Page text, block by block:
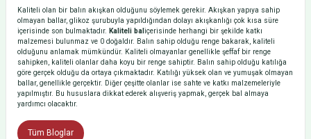
Kaliteli olan bir balın akışkan olduğunu söylemek gerekir. Akışkan yapıya sahip
olmayan ballar, glikoz şurubuyla yapıldığından dolayı akışkanlığı çok kısa süre
içerisinde son bulmaktadır. Kaliteli bal içerisinde herhangi bir şekilde katkı
malzemesi bulunmaz ve 0 doğaldır. Balın sahip olduğu renge bakarak, kaliteli
olduğunu anlamak mümkündür. Kaliteli olmayanlar genellikle şeffaf bir renge
sahipken, kaliteli olanlar daha koyu bir renge sahiptir. Balın sahip olduğu katılığa
göre gerçek olduğu da ortaya çıkmaktadır. Katılığı yüksek olan ve yumuşak olmayan
ballar, genellikle gerçektir. Diğer çeşitte olanlar ise sahte ve katkı malzemeleriyle
yapılmıştır. Bu hususlara dikkat ederek alışveriş yapmak, gerçek bal almaya
yardımcı olacaktır.
Tüm Bloglar